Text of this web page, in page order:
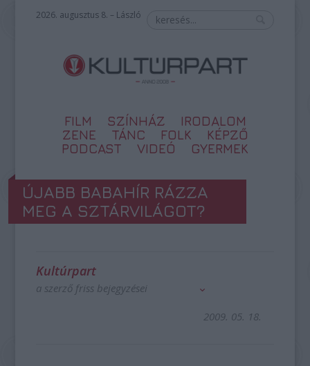
2026. augusztus 8. – László
FILM SZÍNHÁZ
IRODALOM
ZENE
TÁNC FOLK
KÉPZŐ
PODCAST
VIDEÓ GYERMEK
ÚJABB BABAHÍR RÁZZA
MEG A SZTÁRVILÁGOT?
Kultúrpart
a szerző friss bejegyzései
2009. 05. 18.